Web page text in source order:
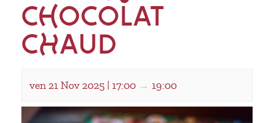
CHOCOLAT
CHAUD
ven 21 Nov 2025 | 17:00 → 19:00